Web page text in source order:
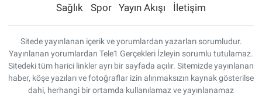
Sağlık
Spor Yayın Akışı İletişim
Sitede yayınlanan içerik ve yorumlardan yazarları sorumludur.
Yayınlanan yorumlardan Tele1 Gerçekleri İzleyin sorumlu tutulamaz.
Sitedeki tüm harici linkler ayrı bir sayfada açılır. Sitemizde yayınlanan
haber, köşe yazıları ve fotoğraflar izin alınmaksızın kaynak gösterilse
dahi, herhangi bir ortamda kullanılamaz ve yayınlanamaz